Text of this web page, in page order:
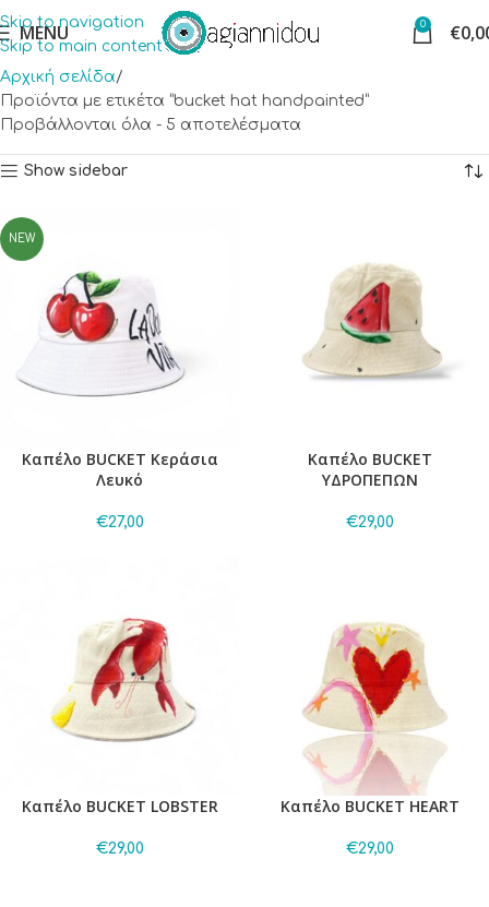
Skip to navigation
Skip to main content
MENU 0 €
Αρχική σελίδα
Προϊόντα με ετικέτα “bucket hat handpainted”
Προβάλλονται όλα - 5 αποτελέσματα
Show sidebar
NEW
Καπέλο BUCKET Κεράσια
Λευκό
€27,00
Καπέλο BUCKET
ΥΔΡΟΠΕΠΩΝ
€29,00
Καπέλο BUCKET LOBSTER
€29,00
Καπέλο BUCKET HEART
€29,00